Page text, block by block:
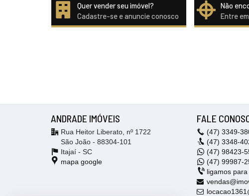
Quer vender seu imóvel?
Cadastre-se e anuncie conosco
Não
Entre
ANDRADE IMÓVEIS
Rua Heitor Liberato, nº 1722
São João - 88304-101
Itajaí - SC
mapa google
FALE
(47) 3349-
(47) 3348-
(47) 98423-
(47) 99987-
ligamos para